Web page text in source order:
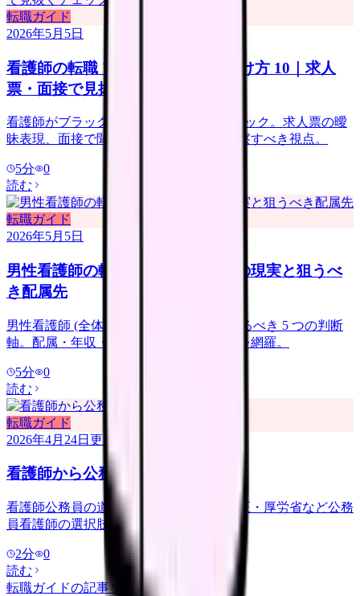
転職ガイド
2026年5月5日
看護師の転職 ブラック病院の見分け方 10｜求人
票・面接で見抜くチェックリスト
看護師がブラック病院を回避する 10 チェック。求人票の曖
昧表現、面接で聞くべき質問、見学で観察すべき視点。
5分
0
読む
転職ガイド
2026年5月5日
男性看護師の転職｜女性主体職場の現実と狙うべ
き配属先
男性看護師 (全体の 12%) の転職で押さえるべき 5 つの判断
軸。配属・年収・人間関係・面接の本音を網羅。
5分
0
読む
転職ガイド
2026年4月24日 更新
看護師から公務員・行政への転職
看護師公務員の道。保健師・自衛隊・矯正・厚労省など公務
員看護師の選択肢と年収、なり方。
2分
0
読む
転職ガイドの記事をもっと見る